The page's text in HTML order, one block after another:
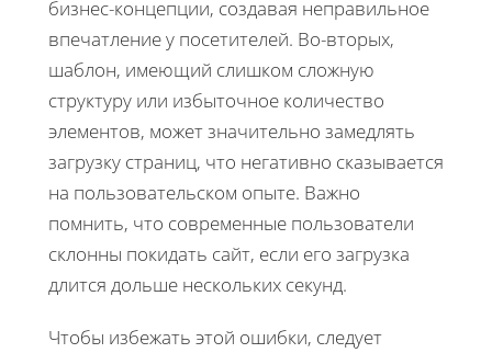
бизнес-концепции, создавая неправильное
впечатление у посетителей. Во-вторых,
шаблон, имеющий слишком сложную
структуру или избыточное количество
элементов, может значительно замедлять
загрузку страниц, что негативно сказывается
на пользовательском опыте. Важно
помнить, что современные пользователи
склонны покидать сайт, если его загрузка
длится дольше нескольких секунд.
Чтобы избежать этой ошибки, следует